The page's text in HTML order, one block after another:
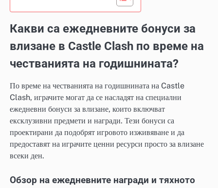
Какви са ежедневните бонуси за
влизане в Castle Clash по време на
честванията на годишнината?
По време на честванията на годишнината на Castle
Clash, играчите могат да се насладят на специални
ежедневни бонуси за влизане, които включват
ексклузивни предмети и награди. Тези бонуси са
проектирани да подобрят игровото изживяване и да
предоставят на играчите ценни ресурси просто за влизане
всеки ден.
Обзор на ежедневните награди и тяхното